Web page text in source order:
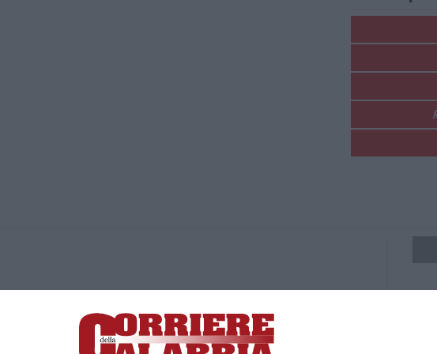
Lamezia Terme (CZ)
responsabile Paola Militano |Privacy